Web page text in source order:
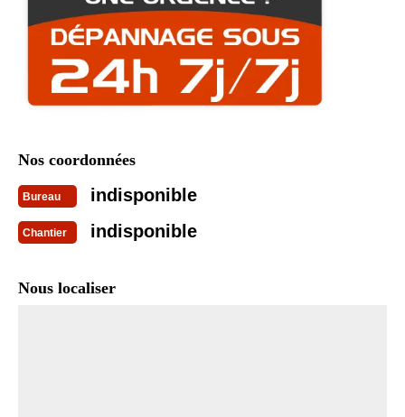
Nos coordonnées
Bureau indisponible
Chantier indisponible
Nous localiser